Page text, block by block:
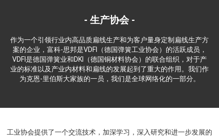
生产协会
作为一个引领行业内高品质扁线生产和为客户量身定制扁线生产方
案的企业，富科-思邦是VDFI（德国弹簧工业协会）的活跃成员，
VDFI是德国弹簧业和DKI（德国铜材料协会）的联合组织，对于产
业的标准以及产业内材料和扁线的发展起到了重大的作用。我们作
为克恩-里伯斯大家族的一员，我们是全球网络化的一部分。
工业协会提供了一个交流技术，加深学习，深入研究和进一步发展的